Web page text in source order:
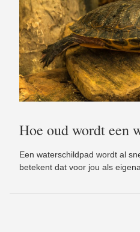
Hoe oud wordt een
Een waterschildpad wordt al
betekent dat voor jou als